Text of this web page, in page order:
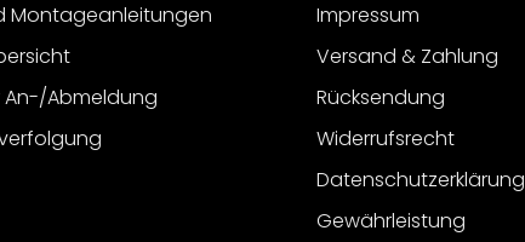
Montageanleitungen
An-/Abmeldung
Impressum
Versand & Zahlung
Rücksendung
Widerrufsrecht
Datenschutzerklärung
Gewährleistung